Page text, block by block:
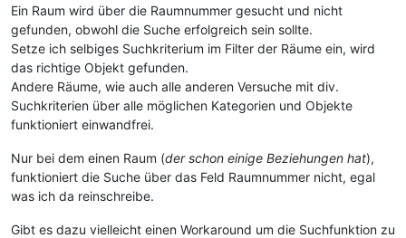
Ein Raum wird über die Raumnummer gesucht und nicht
gefunden, obwohl die Suche erfolgreich sein sollte.
Setze ich selbiges Suchkriterium im Filter der Räume ein, wird
das richtige Objekt gefunden.
Andere Räume, wie auch alle anderen Versuche mit div.
Suchkriterien über alle möglichen Kategorien und Objekte
funktioniert einwandfrei.
Nur bei dem einen Raum (der schon einige Beziehungen hat),
funktioniert die Suche über das Feld Raumnummer nicht, egal
was ich da reinschreibe.
Gibt es dazu vielleicht einen Workaround um die Suchfunktion zu